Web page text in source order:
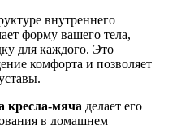
внутреннего
форму вашего тела,
для каждого. Это
комфорта и позволяет
кресла-мяча делает его
в домашнем